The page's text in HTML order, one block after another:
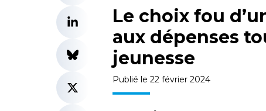
Le choix fou
aux dépenses
jeunesse
Publié le 22 février 2024